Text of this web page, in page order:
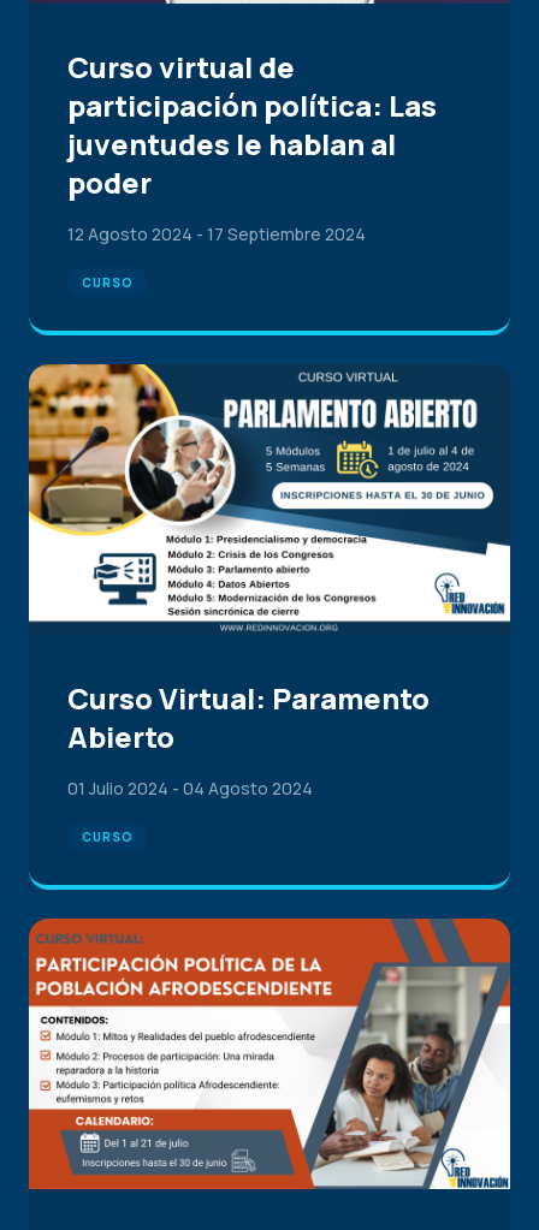
Curso virtual de
participación política: Las
juventudes le hablan al
poder
12 Agosto 2024 - 17 Septiembre 2024
CURSO
Curso Virtual: Paramento
Abierto
01 Julio 2024 - 04 Agosto 2024
CURSO